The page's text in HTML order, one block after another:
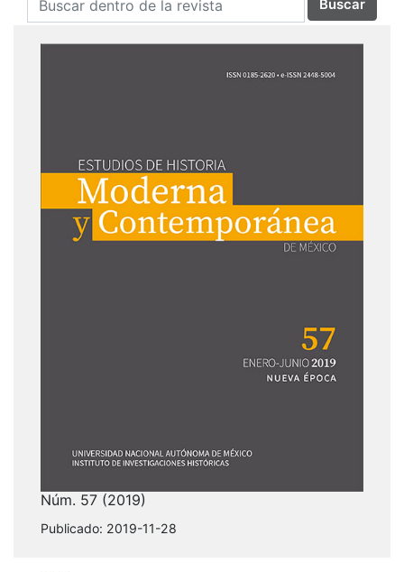
Buscar
Núm. 57 (2019)
Publicado: 2019-11-28